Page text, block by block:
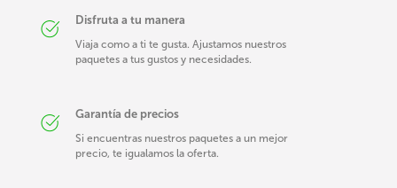
Disfruta a tu manera
Viaja como a ti te gusta. Ajustamos nuestros
paquetes a tus gustos y necesidades.
Garantía de precios
Si encuentras nuestros paquetes a un mejor
precio, te igualamos la oferta.